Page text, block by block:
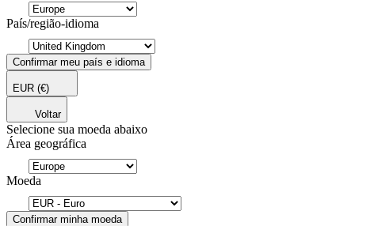
País/região-idioma
Confirmar meu país e idioma
EUR (€)
Voltar
Selecione sua moeda abaixo
Área geográfica
Moeda
Confirmar minha moeda